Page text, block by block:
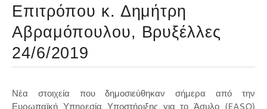
Επιτρόπου κ. Δημήτρη
Αβραμόπουλου, Βρυξέλλες
24/6/2019
Νέα στοιχεία που δημοσιεύθηκαν σήμερα από την
Ευρωπαϊκή Υπηρεσία Υποστήριξης για το Άσυλο (EASO)